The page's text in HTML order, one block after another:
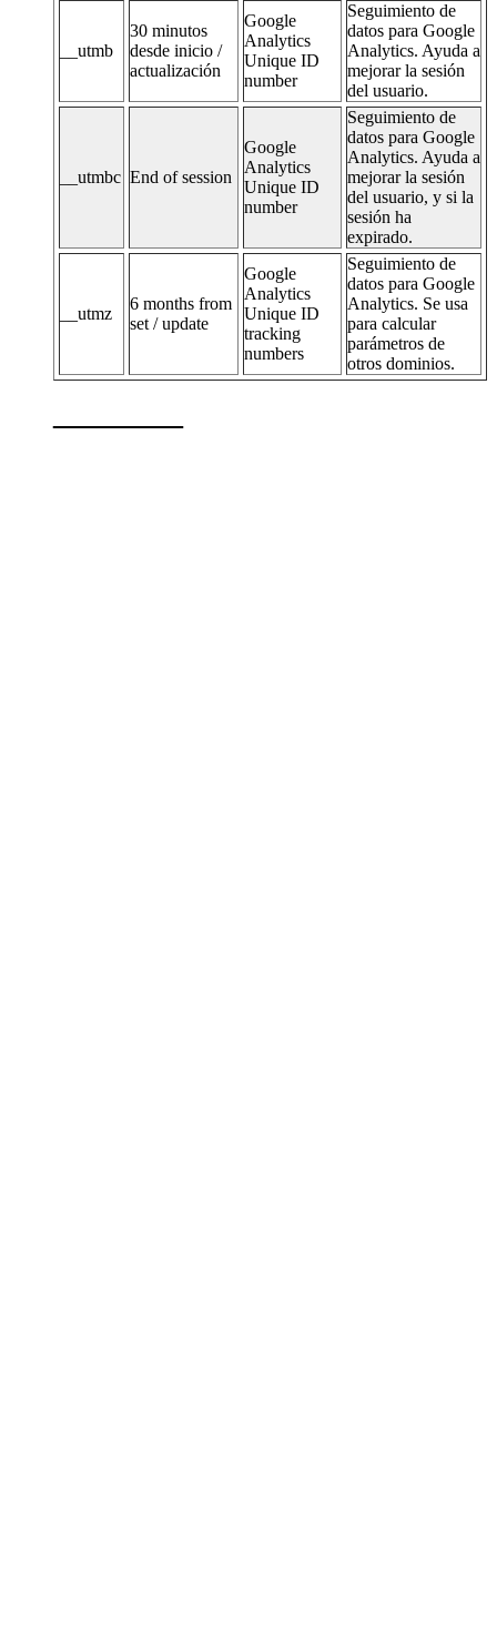
__utmb
30 minutos
desde inicio /
actualización
Google
Analytics
Unique ID
number
Seguimiento de
datos para Google
Analytics. Ayuda a
mejorar la sesión
del usuario.
__utmbc End of session
Google
Analytics
Unique ID
number
Seguimiento de
datos para Google
Analytics. Ayuda a
mejorar la sesión
del usuario, y si la
sesión ha
expirado.
__utmz
6 months from
set / update
Google
Analytics
Unique ID
tracking
numbers
Seguimiento de
datos para Google
Analytics. Se usa
para calcular
parámetros de
otros dominios.
———